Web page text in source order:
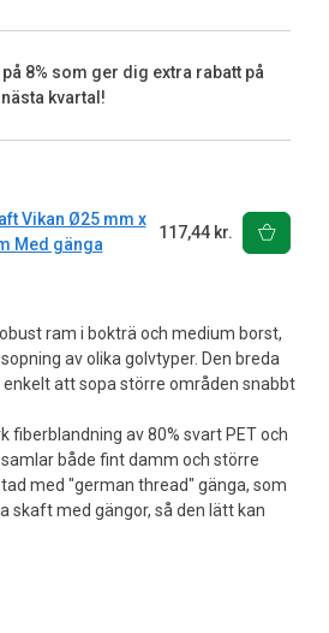
ram i bokträ och medium borst,
av olika golvtyper. Den breda
att sopa större områden snabbt
fiberblandning av 80% svart PET och
både fint damm och större
med "german thread" gänga, som
skaft med gängor, så den lätt kan
8% som ger dig extra rabatt på
kvartal!
Vikan Ø25 mm x
Med gänga
117,44 kr.